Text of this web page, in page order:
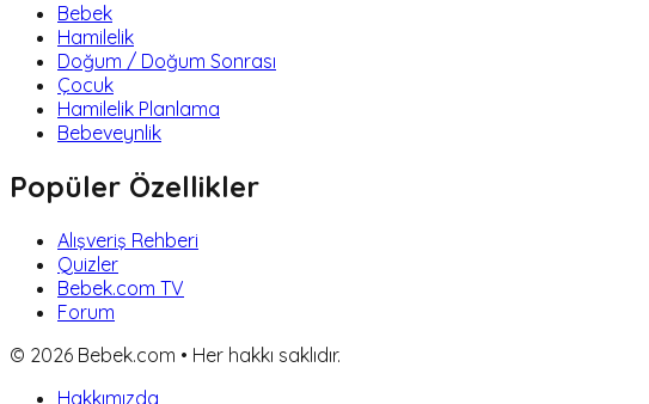
Bebek
Hamilelik
Doğum / Doğum Sonrası
Çocuk
Hamilelik Planlama
Bebeveynlik
Popüler Özellikler
Alışveriş Rehberi
Quizler
Bebek.com TV
Forum
© 2026 Bebek.com • Her hakkı saklıdır.
Hakkımızda